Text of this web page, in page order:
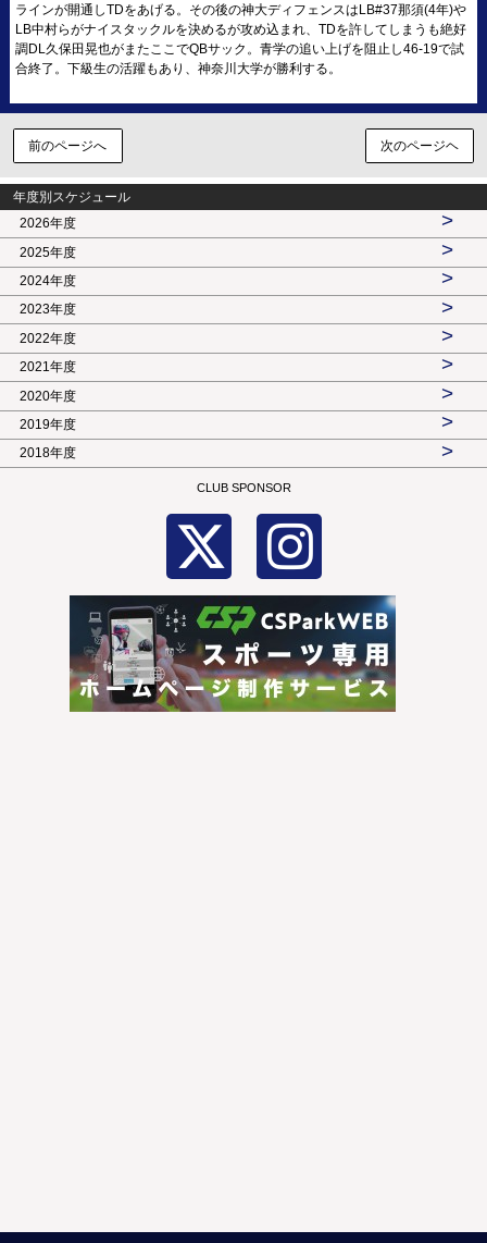
ラインが開通しTDをあげる。その後の神大ディフェンスはLB#37那須(4年)や
LB中村らがナイスタックルを決めるが攻め込まれ、TDを許してしまうも絶好
調DL久保田晃也がまたここでQBサック。青学の追い上げを阻止し46-19で試
合終了。下級生の活躍もあり、神奈川大学が勝利する。
前のページへ 次のページヘ
年度別スケジュール
2026年度
>
2025年度 >
2024年度 >
2023年度 >
2022年度 >
2021年度 >
2020年度 >
2019年度 >
2018年度 >
CLUB SPONSOR